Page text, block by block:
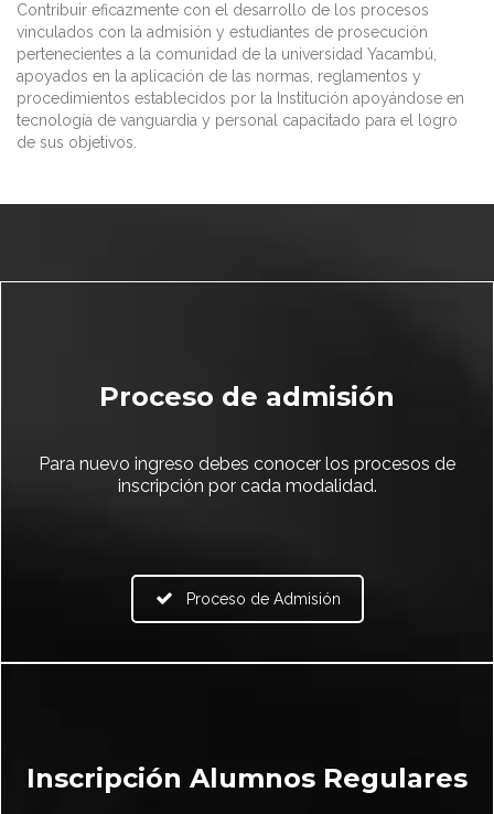
Contribuir eficazmente con el desarrollo de los procesos
vinculados con la admisión y estudiantes de prosecución
pertenecientes a la comunidad de la universidad Yacambú,
apoyados en la aplicación de las normas, reglamentos y
procedimientos establecidos por la Institución apoyándose en
tecnología de vanguardia y personal capacitado para el logro
de sus objetivos.
Proceso de admisión
Para nuevo ingreso debes conocer los procesos de
inscripción por cada modalidad.
Proceso de Admisión
Inscripción Alumnos Regulares